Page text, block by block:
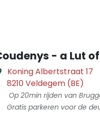
- a Lut
Koning Albertstraat 17
8210 Veldegem (BE)
Op 20min rijden van
parkeren voor de